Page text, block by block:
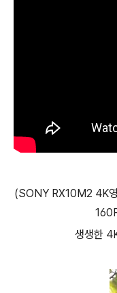
(SONY RX10M2 4K영
생생한